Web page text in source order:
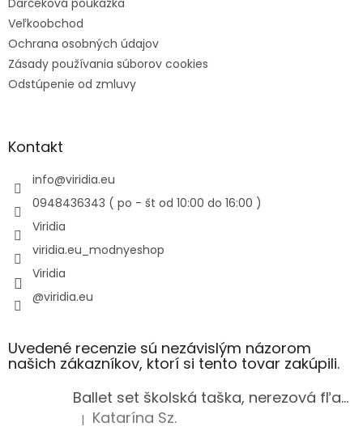
Darčeková poukážka
Veľkoobchod
Ochrana osobných údajov
Zásady používania súborov cookies
Odstúpenie od zmluvy
Kontakt
info@viridia.eu
0948436343 ( po - št od 10:00 do 16:00 )
Viridia
viridia.eu_modnyeshop
Viridia
@viridia.eu
Uvedené recenzie sú nezávislým názorom
našich zákazníkov, ktorí si tento tovar zakúpili.
Ballet set školská taška, nerezová fľaša a plný peračník s motívom baletky pre dievča
Hodnotenie produktu je 5 z 5 hviezdičiek.
| Katarína Sz.